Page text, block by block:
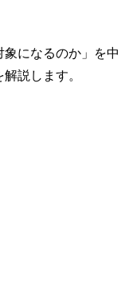
になるのか」を中
説します。